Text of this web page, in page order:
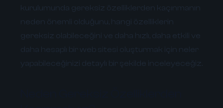
kurulumunda gereksiz özelliklerden kaçınmanın
neden önemli olduğunu, hangi özelliklerin
gereksiz olabileceğini ve daha hızlı, daha etkili ve
daha hesaplı bir web sitesi oluşturmak için neler
yapabileceğinizi detaylı bir şekilde inceleyeceğiz.